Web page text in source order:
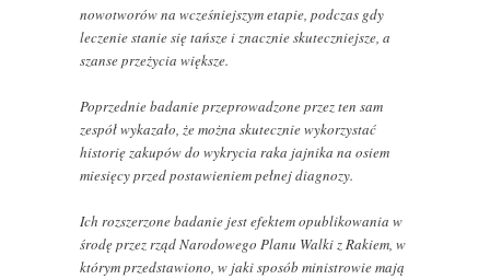
nowotworów na wcześniejszym etapie, podczas gdy
leczenie stanie się tańsze i znacznie skuteczniejsze, a
szanse przeżycia większe.
Poprzednie badanie przeprowadzone przez ten sam
zespół wykazało, że można skutecznie wykorzystać
historię zakupów do wykrycia raka jajnika na osiem
miesięcy przed postawieniem pełnej diagnozy.
Ich rozszerzone badanie jest efektem opublikowania w
środę przez rząd Narodowego Planu Walki z Rakiem, w
którym przedstawiono, w jaki sposób ministrowie mają